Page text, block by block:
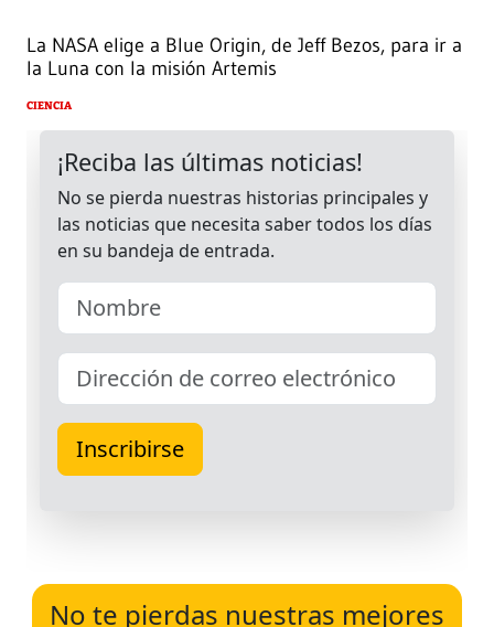
La NASA elige a Blue Origin, de Jeff Bezos, para ir a
la Luna con la misión Artemis
CIENCIA
No te pierdas nuestras mejores